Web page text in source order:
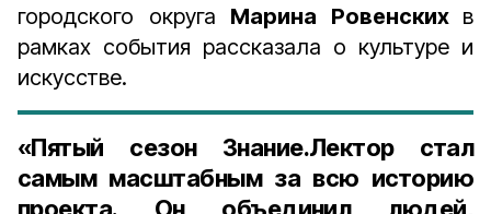
городского округа Марина Ровенских в
рамках события рассказала о культуре и
искусстве.
«Пятый сезон Знание.Лектор стал
самым масштабным за всю историю